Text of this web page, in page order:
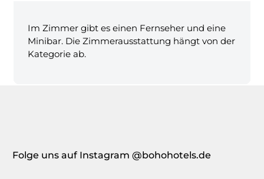
Im Zimmer gibt es einen Fernseher und eine
Minibar. Die Zimmerausstattung hängt von der
Kategorie ab.
Folge uns auf Instagram @bohohotels.de